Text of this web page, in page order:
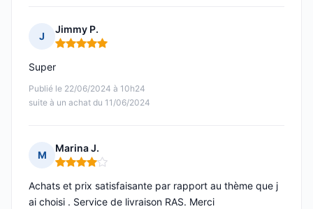
J
Jimmy P.
Note : 5 sur 5
Publié le 22/06/2024 à 10h24
suite à un achat du 11/06/2024
Super
M
Marina J.
Note : 4 sur 5
Achats et prix satisfaisante par rapport au thème que j
ai choisi . Service de livraison RAS. Merci